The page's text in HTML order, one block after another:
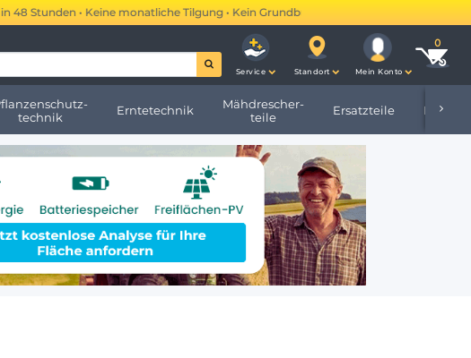
• Keine monatliche Tilgung • Kein Grundbucheintrag •
Service Standort Mein Konto
technik
Erntetechnik
Mähdrescher-
teile
Ersatzteile